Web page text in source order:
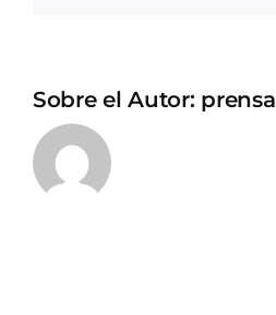
Sobre el Autor: prensa